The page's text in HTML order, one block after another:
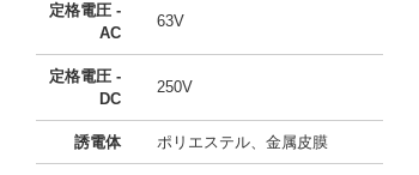
定格電圧 -
AC
63V
定格電圧 -
DC
250V
誘電体 ポリエステル、金属皮膜